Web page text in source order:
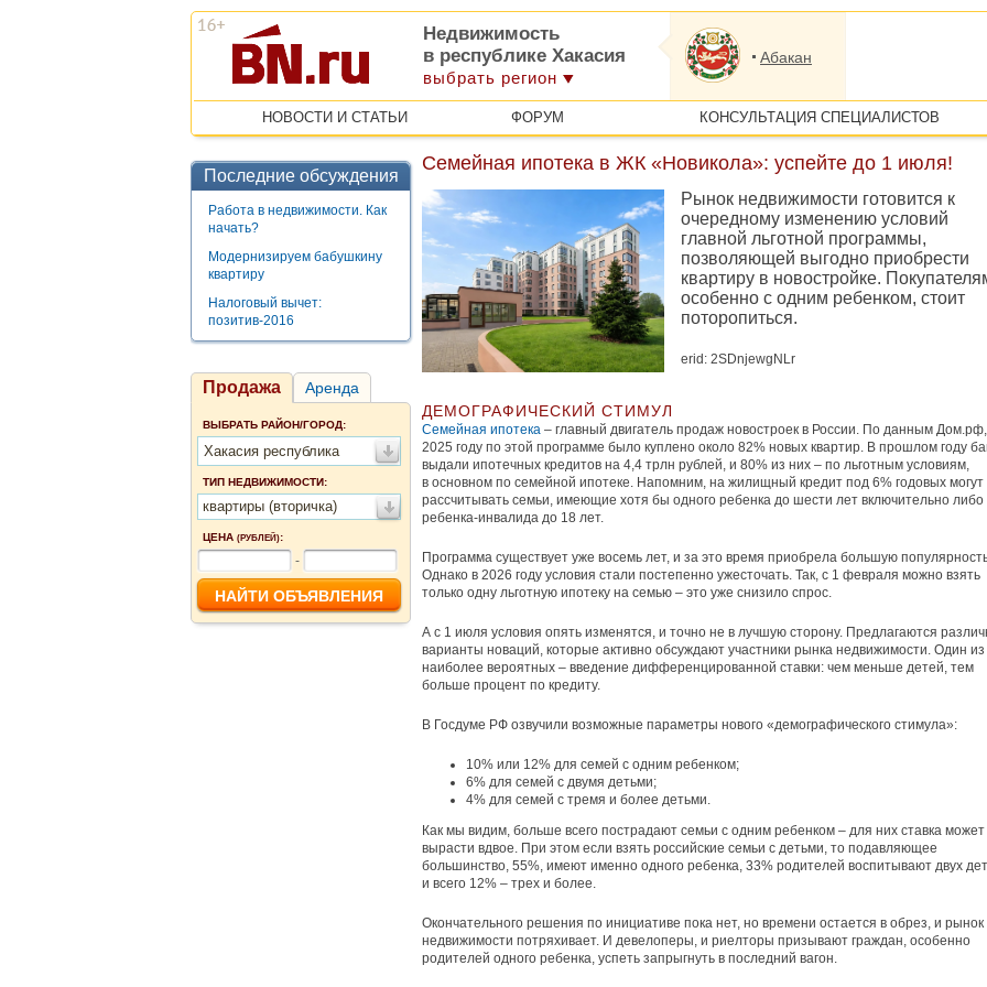
Недвижимость
в республике Хакасия
выбрать регион
Абакан
НОВОСТИ И СТАТЬИ ФОРУМ КОНСУЛЬТАЦИЯ СПЕЦИАЛИСТОВ
Последние обсуждения
Работа в недвижимости. Как
начать?
Модернизируем бабушкину
квартиру
Налоговый вычет:
позитив-2016
Продажа Аренда
ВЫБРАТЬ РАЙОН/ГОРОД:
Хакасия республика
ТИП НЕДВИЖИМОСТИ:
квартиры (вторичка)
ЦЕНА (РУБЛЕЙ):
-
Семейная ипотека в ЖК «Новикола»: успейте до 1 июля!
Рынок недвижимости готовится к
очередному изменению условий
главной льготной программы,
позволяющей выгодно приобрести
квартиру в новостройке.
особенно с одним ребенком, стоит
поторопиться.
erid: 2SDnjewgNLr
ДЕМОГРАФИЧЕСКИЙ СТИМУЛ
Семейная ипотека – главный двигатель продаж новостроек в России. По данным
2025 году по этой программе было куплено около 82% новых квартир. В прошлом году
выдали ипотечных кредитов на 4,4 трлн рублей, и 80% из них – по льготным условиям,
в основном по семейной ипотеке. Напомним, на жилищный кредит под 6% годовых могут
рассчитывать семьи, имеющие хотя бы одного ребенка до шести лет включительно либо
ребенка-инвалида до 18 лет.
Программа существует уже восемь лет, и за это время приобрела большую
Однако в 2026 году условия стали постепенно ужесточать. Так, с 1 февраля можно взять
только одну льготную ипотеку на семью – это уже снизило спрос.
А с 1 июля условия опять изменятся, и точно не в лучшую сторону. Предлагаются
варианты новаций, которые активно обсуждают участники рынка недвижимости. Один из
наиболее вероятных – введение дифференцированной ставки: чем меньше детей, тем
больше процент по кредиту.
В Госдуме РФ озвучили возможные параметры нового «демографического стимула»:
10% или 12% для семей с одним ребенком;
6% для семей с двумя детьми;
4% для семей с тремя и более детьми.
Как мы видим, больше всего пострадают семьи с одним ребенком – для них ставка может
вырасти вдвое. При этом если взять российские семьи с детьми, то подавляющее
большинство, 55%, имеют именно одного ребенка, 33% родителей воспитывают двух
и всего 12% – трех и более.
Окончательного решения по инициативе пока нет, но времени остается в обрез, и рынок
недвижимости потряхивает. И девелоперы, и риелторы призывают граждан, особенно
родителей одного ребенка, успеть запрыгнуть в последний вагон.